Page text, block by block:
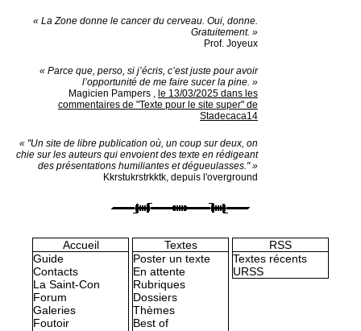
« La Zone donne le cancer du cerveau. Oui, donne.
Gratuitement. »
Prof. Joyeux
« Parce que, perso, si j’écris, c’est juste pour avoir
l’opportunité de me faire sucer la pine. »
Magicien Pampers , le 13/03/2025 dans les
commentaires de "Texte pour le site super" de
Stadecaca14
« "Un site de libre publication où, un coup sur deux, on
chie sur les auteurs qui envoient des texte en rédigeant
des présentations humiliantes et dégueulasses." »
Kkrstukrstrkktk, depuis l'overground
Accueil
Guide
Contacts
La Saint-Con
Forum
Galeries
Foutoir
Textes
Poster un texte
En attente
Rubriques
Dossiers
Thèmes
Best of
RSS
Textes récents
URSS